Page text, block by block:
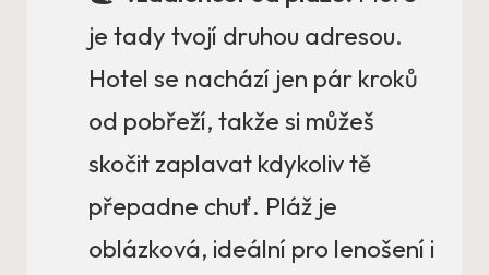
je tady tvojí druhou adresou.
Hotel se nachází jen pár kroků
od pobřeží, takže si můžeš
skočit zaplavat kdykoliv tě
přepadne chuť. Pláž je
oblázková, ideální pro lenošení i